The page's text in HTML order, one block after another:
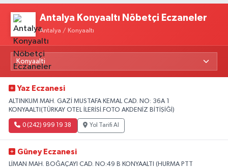
Antalya Konyaaltı Nöbetçi Eczaneler
Antalya / Konyaaltı
Yaz Eczanesi
ALTINKUM MAH. GAZİ MUSTAFA KEMAL CAD. NO: 36A 1
KONYAALTI(TÜRKAY OTEL İLERİSİ.FOTO AKDENİZ BİTİŞİĞİ)
0 (242) 999 19 38 Yol Tarifi Al
Güney Eczanesi
LİMAN MAH. BOĞAÇAYI CAD. NO:49 B KONYAALTI (HURMA PTT